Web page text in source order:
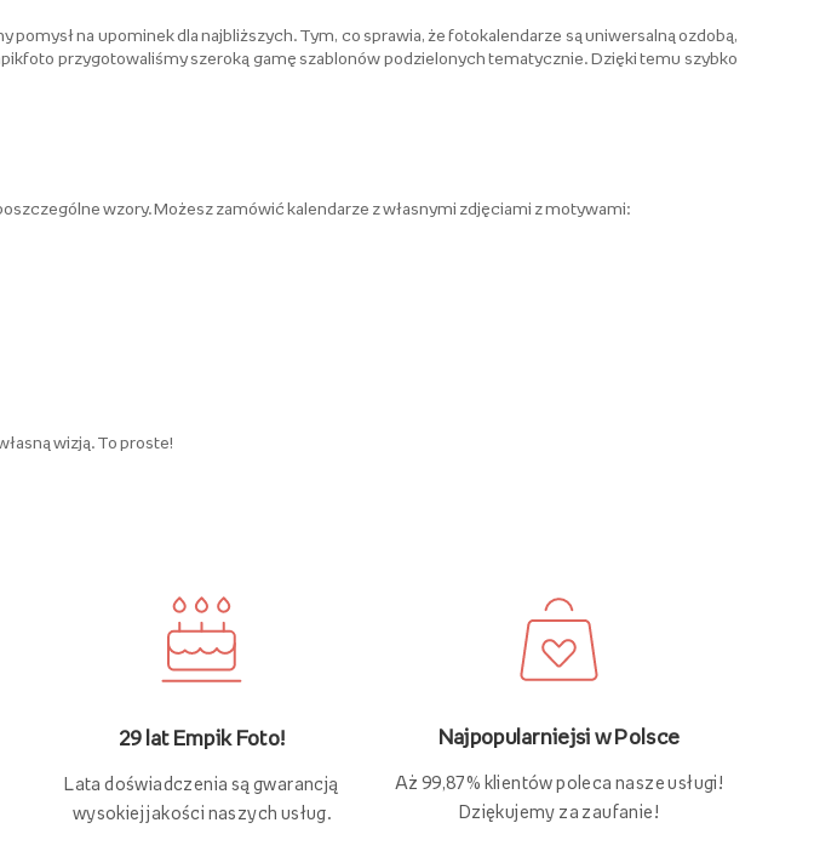
na upominek dla najbliższych. Tym, co sprawia, że fotokalendarze są uniwersalną ozdobą,
przygotowaliśmy szeroką gamę szablonów podzielonych tematycznie. Dzięki temu szybko
wzory. Możesz zamówić kalendarze z własnymi zdjęciami z motywami:
wizją. To proste!
29 lat Empik Foto!
Lata doświadczenia są gwarancją
wysokiej jakości naszych usług.
Najpopularniejsi w Polsce
Aż 99,87% klientów poleca nasze usługi!
Dziękujemy za zaufanie!